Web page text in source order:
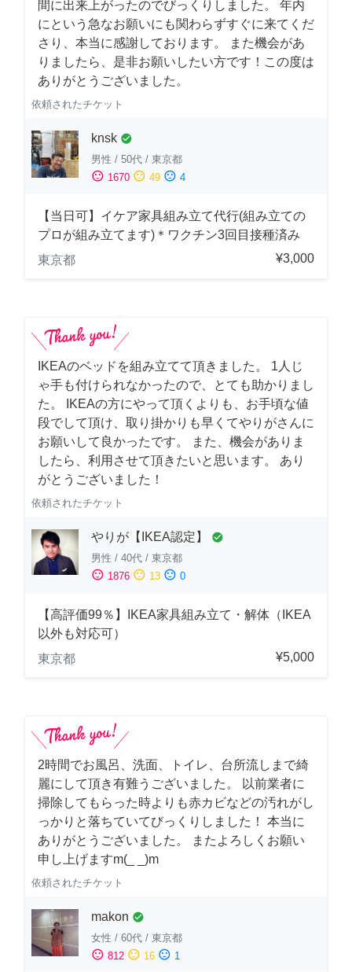
間に出来上がったのでびっくりしました。 年内
にという急なお願いにも関わらずすぐに来てくだ
さり、本当に感謝しております。 また機会があ
りましたら、是非お願いしたい方です！この度は
ありがとうございました。
依頼されたチケット
knsk check_circle
男性 / 50代 / 東京都
sentiment_satisfied 1670 sentiment_neutral 49 sentiment_dissatisfied 4
【当日可】イケア家具組み立て代行(組み立ての
プロが組み立てます)＊ワクチン3回目接種済み
東京都
¥3,000
IKEAのベッドを組み立てて頂きました。 1人じ
ゃ手も付けられなかったので、とても助かりまし
た。 IKEAの方にやって頂くよりも、お手頃な値
段でして頂け、取り掛かりも早くてやりがさんに
お願いして良かったです。 また、機会がありま
したら、利用させて頂きたいと思います。 あり
がとうございました！
依頼されたチケット
やりが【IKEA認定】 check_circle
男性 / 40代 / 東京都
sentiment_satisfied 1876 sentiment_neutral 13 sentiment_dissatisfied 0
【高評価99％】IKEA家具組み立て・解体（IKEA
以外も対応可）
東京都
¥5,000
2時間でお風呂、洗面、トイレ、台所流しまで綺
麗にして頂き有難うございました。 以前業者に
掃除してもらった時よりも赤カビなどの汚れがし
っかりと落ちていてびっくりしました！ 本当に
ありがとうございました。 またよろしくお願い
申し上げますm(_ _)m
依頼されたチケット
makon check_circle
女性 / 60代 / 東京都
sentiment_satisfied 812 sentiment_neutral 16 sentiment_dissatisfied 1